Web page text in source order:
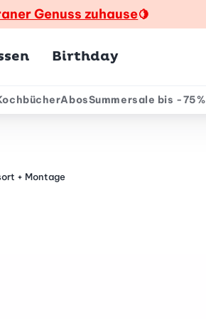
Genuss zuhause🍋
Birthday
AbosSummersale bis -75%
+ Montage